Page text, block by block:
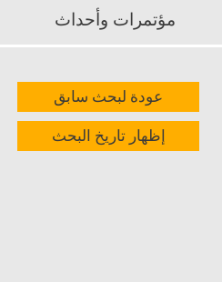
مؤتمرات وأحداث
عودة لبحث سابق
إظهار تاريخ البحث